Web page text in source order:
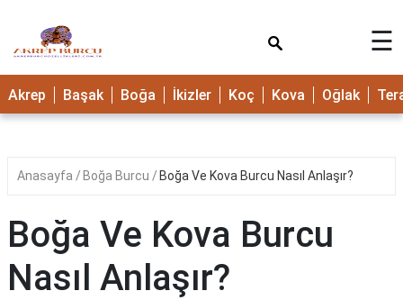
☰
Akrep Başak Boğa İkizler Koç Kova Oğlak
Anasayfa Boğa Burcu Boğa Ve Kova Burcu Nasıl Anlaşır?
Boğa Ve Kova Burcu
Nasıl Anlaşır?